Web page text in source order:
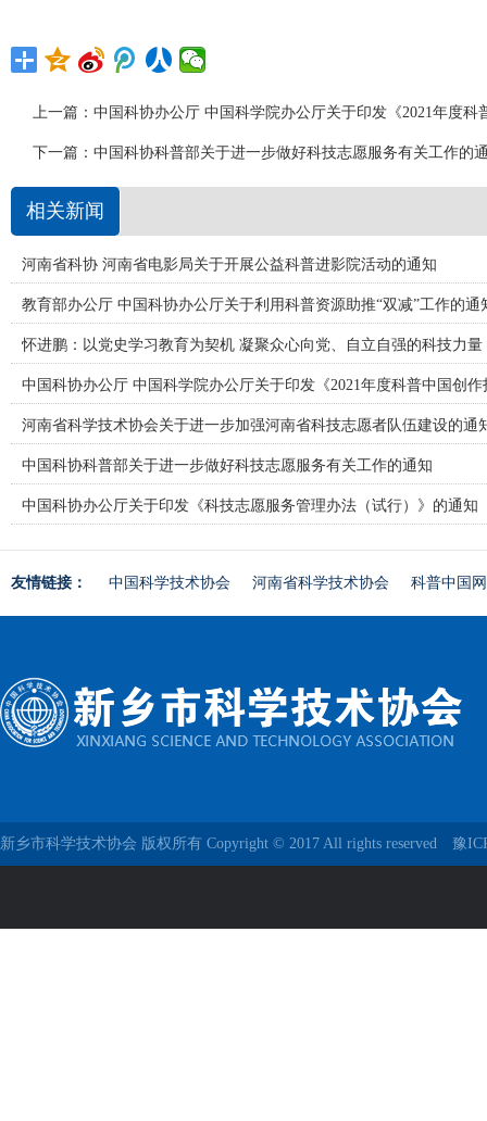
上一篇： 中国科协办公厅 中国科学院办公厅关于印发《2021年度科
下一篇： 中国科协科普部关于进一步做好科技志愿服务有关工作的
相关新闻
河南省科协 河南省电影局关于开展公益科普进影院活动的通知
教育部办公厅 中国科协办公厅关于利用科普资源助推“双减”工作的通
怀进鹏：以党史学习教育为契机 凝聚众心向党、自立自强的科技力量
中国科协办公厅 中国科学院办公厅关于印发《2021年度科普中国创
河南省科学技术协会关于进一步加强河南省科技志愿者队伍建设的通
中国科协科普部关于进一步做好科技志愿服务有关工作的通知
中国科协办公厅关于印发《科技志愿服务管理办法（试行）》的通知
友情链接： 中国科学技术协会 河南省科学技术协会 科普中国网
新乡市科学技术协会 版权所有 Copyright © 2017 All rights reserved 豫